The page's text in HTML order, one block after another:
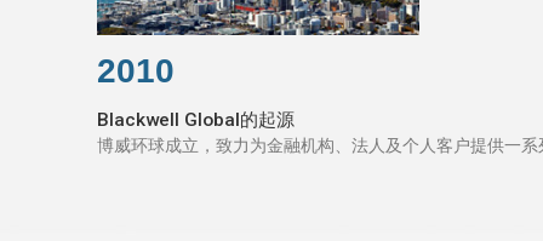
2010
Blackwell Global的起源
博威环球成立，致力为金融机构、法人及个人客户提供一